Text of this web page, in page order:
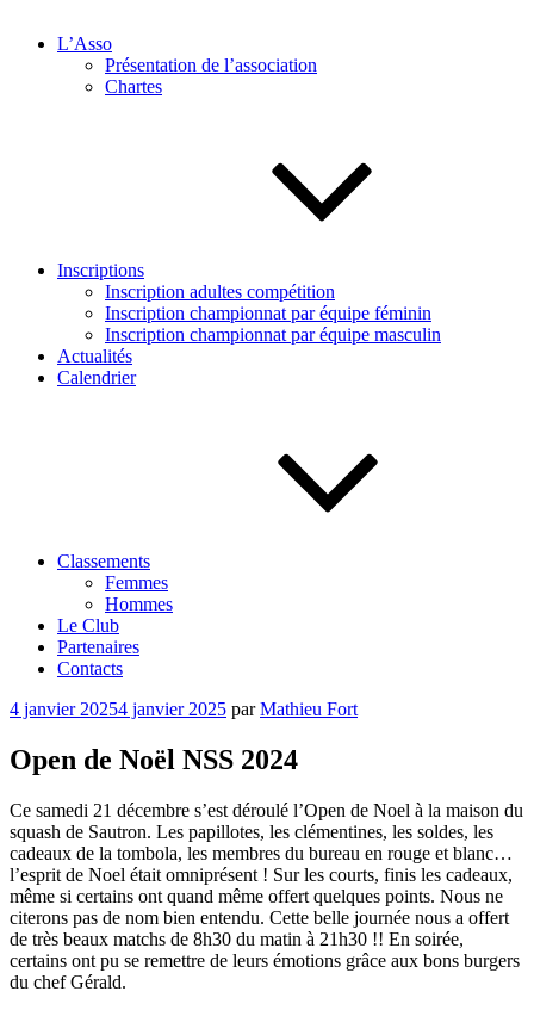
L’Asso
Présentation de l’association
Chartes
Inscriptions
Inscription adultes compétition
Inscription championnat par équipe féminin
Inscription championnat par équipe masculin
Actualités
Calendrier
Classements
Femmes
Hommes
Le Club
Partenaires
Contacts
Publié
4 janvier 20254 janvier 2025 parMathieu Fort
Open de Noël NSS 2024
Ce samedi 21 décembre s’est déroulé l’Open de Noel à la maison du
squash de Sautron. Les papillotes, les clémentines, les soldes, les
cadeaux de la tombola, les membres du bureau en rouge et blanc…
l’esprit de Noel était omniprésent ! Sur les courts, finis les cadeaux,
même si certains ont quand même offert quelques points. Nous ne
citerons pas de nom bien entendu. Cette belle journée nous a offert
de très beaux matchs de 8h30 du matin à 21h30 !! En soirée,
certains ont pu se remettre de leurs émotions grâce aux bons burgers
du chef Gérald.